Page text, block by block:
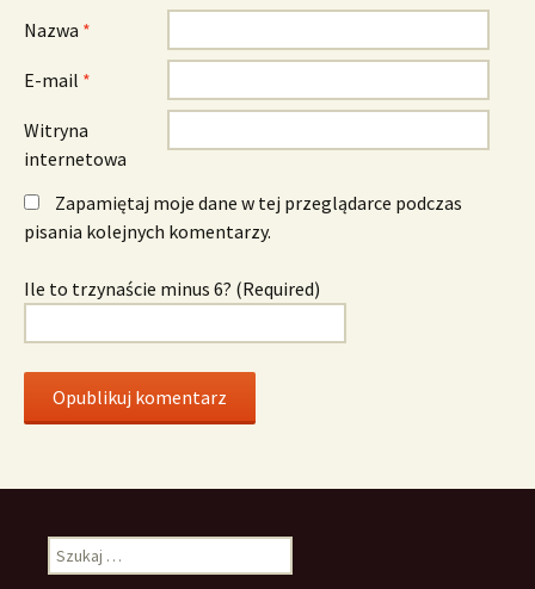
Nazwa *
E-mail *
Witryna
internetowa
Zapamiętaj moje dane w tej przeglądarce podczas
pisania kolejnych komentarzy.
Ile to trzynaście minus 6? (Required)
Szukaj: